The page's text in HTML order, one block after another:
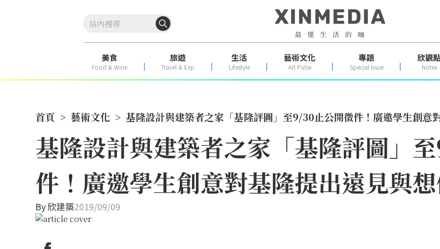
美食
Food & Wine
旅遊
Travel & Exp
生活
Lifestyle
藝術文化
Art Pulse
專題
Special Issue
欣觀點
Notes
首頁 > 藝術文化 > 基隆設計與建築者之家「基隆評圖」至9/30止公開徵件！廣邀學生創意
基隆設計與建築者之家「基隆評圖」
件！廣邀學生創意對基隆提出遠見與想
By欣建築2019/09/09